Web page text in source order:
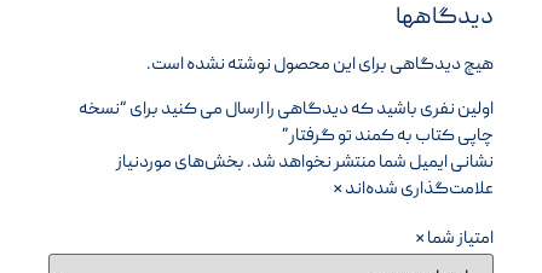
دیدگاهها
هیچ دیدگاهی برای این محصول نوشته نشده است.
اولین نفری باشید که دیدگاهی را ارسال می کنید برای “نسخه
چاپی کتاب به کمند تو گرفتار”
نشانی ایمیل شما منتشر نخواهد شد.بخش‌های موردنیاز
علامت‌گذاری شده‌اند*
امتیاز شما*